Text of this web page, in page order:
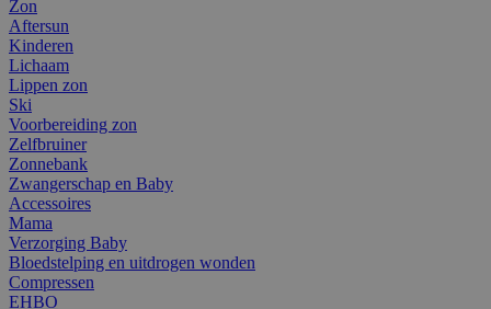
Zon
Aftersun
Kinderen
Lichaam
Lippen zon
Ski
Voorbereiding zon
Zelfbruiner
Zonnebank
Zwangerschap en Baby
Accessoires
Mama
Verzorging Baby
Bloedstelping en uitdrogen wonden
Compressen
EHBO